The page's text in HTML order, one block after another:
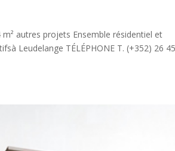
autres projets Ensemble résidentiel et
Leudelange TÉLÉPHONE T. (+352) 26